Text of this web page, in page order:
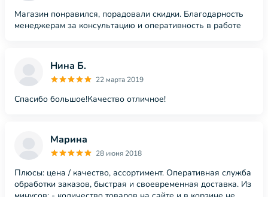
Магазин понравился, порадовали скидки. Благодарность
менеджерам за консультацию и оперативность в работе
Нина Б.
22 марта 2019
Спасибо большое!Качество отличное!
Марина
28 июня 2018
Плюсы: цена / качество, ассортимент. Оперативная служба
обработки заказов, быстрая и своевременная доставка. Из